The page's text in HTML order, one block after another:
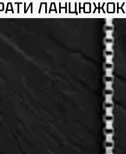
ЛАНЦЮЖОК